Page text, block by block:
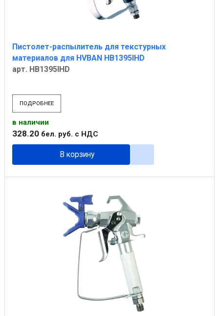
Пистолет-распылитель для текстурных
материалов для HVBAN HB1395IHD
арт. HB1395IHD
ПОДРОБНЕЕ
в наличии
328.20 бел. руб. с НДС
В корзину